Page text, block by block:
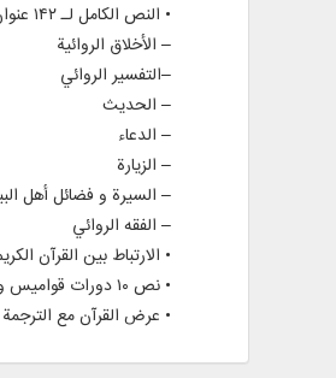
• النص الكامل لـ ۱۴۲ عنوان كتاب في ۶۸۰ مجلداً باللغتين الفارسية و العربية، في موضوعات مثل:
– الأخلاق الروائية
–التفسير الروائي
– الحديث
– الدعاء
– الزيارة
– السيرة و فضائل أهل
– الفقه الروائي
• الارتباط بين القرآن
• نص ۱۰ دورات قواميس ومعاجم اللغة القرآنية و العامة باللغتين العربية و الفارسية في ۶۲ مجلداً
• عرض القرآن مع الترجمة